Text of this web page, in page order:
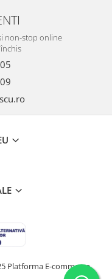
non-stop online
Platforma E-commerce